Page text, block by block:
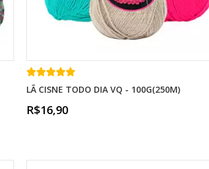
LÃ CISNE TODO DIA VQ - 100G(250M)
R$16,90